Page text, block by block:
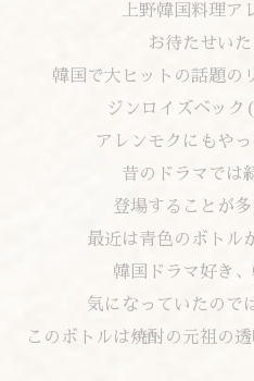
上野韓国料理ア
お待たせいた
韓国で大ヒットの話題の
ジンロイズベッ
アレンモクにもや
昔のドラマでは
登場することが多
最近は青色のボトル
韓国ドラマ好き
気になっていたので
このボトルは焼酎の元祖の